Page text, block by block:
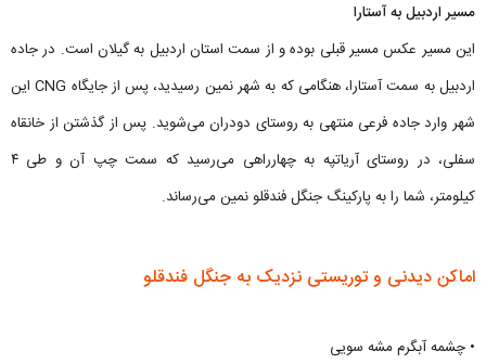
مسیر اردبیل به آستارا
این مسیر عکس مسیر قبلی بوده و از سمت استان اردبیل به گیلان است. در جاده
اردبیل به سمت آستارا، هنگامی که به شهر نمین رسیدید، پس از جایگاه CNG این
شهر وارد جاده فرعی منتهی به روستای دودران می‌شوید. پس از گذشتن از خانقاه
سفلی، در روستای آریاتپه به چهارراهی می‌رسید که سمت چپ آن و طی ۴
کیلومتر، شما را به پارکینگ جنگل فندقلو نمین می‌رساند.
اماکن دیدنی و توریستی نزدیک به جنگل فندقلو
• چشمه آبگرم مشه سویی